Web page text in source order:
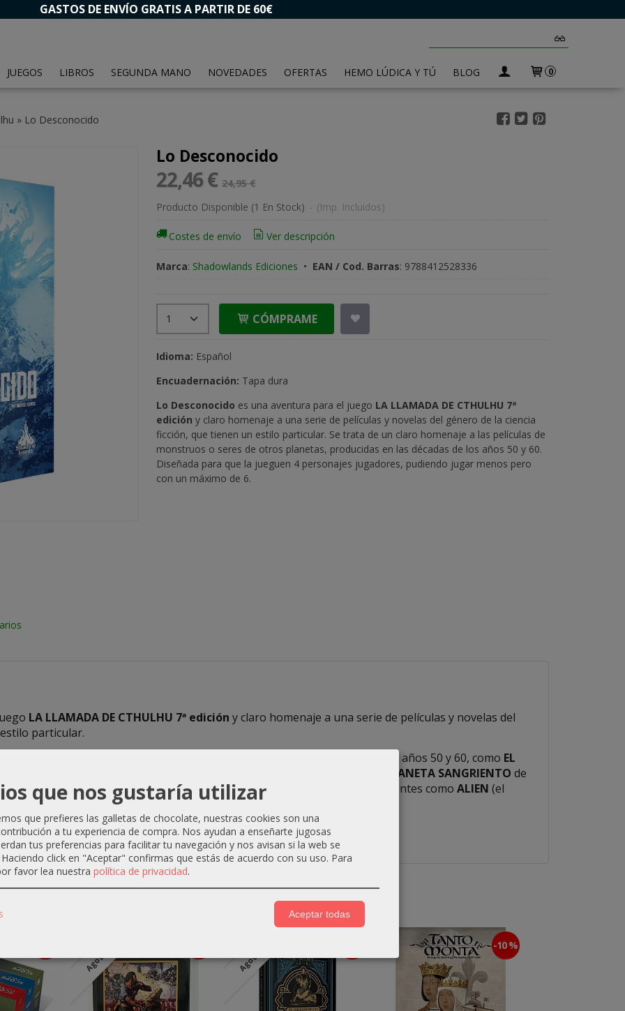
GASTOS DE ENVÍO GRATIS A PARTIR DE 60€
JUEGOS LIBROS SEGUNDA MANO NOVEDADES OFERTAS HEMO LÚDICA Y TÚ BLOG 0
» Lo Desconocido
Lo Desconocido
22,46 € 24,95 €
Producto Disponible (1 En Stock) - (Imp. Incluidos)
Costes de envío Ver descripción
Marca: Shadowlands Ediciones • EAN / Cod. Barras: 9788412528336
CÓMPRAME
Idioma: Español
Encuadernación: Tapa dura
Lo Desconocido es una aventura para el juego LA LLAMADA DE CTHULHU 7ª
edición y claro homenaje a una serie de películas y novelas del género de la ciencia
ficción, que tienen un estilo particular. Se trata de un claro homenaje a las películas de
monstruos o seres de otros planetas, producidas en las décadas de los años 50 y 60.
Diseñada para que la jueguen 4 personajes jugadores, pudiendo jugar menos pero
con un máximo de 6.
LA LLAMADA DE CTHULHU 7ª edición y claro homenaje a una serie de películas y novelas del
particular.
de monstruos o seres de otros planetas, producidas en las décadas de los años 50 y 60, como EL
PLANETA SANGRIENTO de
los años 70 y hasta mediados de los 80, con títulos tan conocidos y sugerentes comoALIEN (el
oLIFEFORCE (FUERZA VITAL)de 1985.
jugadores, pudiendo jugar menos jugadores pero con un máximo de 6.
Agotado Agotado -10 %
que nos gustaría utilizar
que prefieres las galletas de chocolate, nuestras cookies son una
a tu experiencia de compra. Nos ayudan a enseñarte jugosas
tus preferencias para facilitar tu navegación y nos avisan si la web se
click en "Aceptar" confirmas que estás de acuerdo con su uso. Para
favor lea nuestra política de privacidad.
Aceptar todas